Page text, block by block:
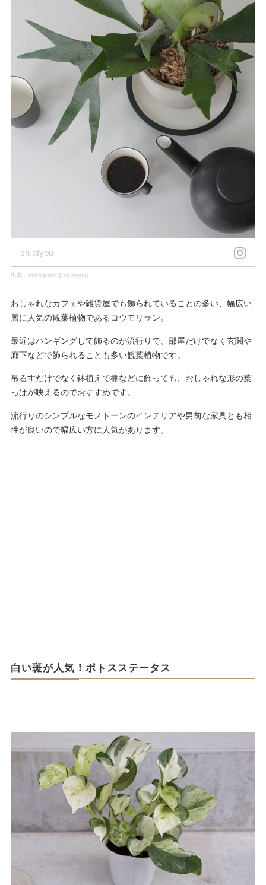
sh.atyou
出典： instagram(@sh.atyou)
おしゃれなカフェや雑貨屋でも飾られていることの多い、幅広い
層に人気の観葉植物であるコウモリラン。
最近はハンギングして飾るのが流行りで、部屋だけでなく玄関や
廊下などで飾られることも多い観葉植物です。
吊るすだけでなく鉢植えで棚などに飾っても、おしゃれな形の葉
っぱが映えるのでおすすめです。
流行りのシンプルなモノトーンのインテリアや男前な家具とも相
性が良いので幅広い方に人気があります。
白い斑が人気！ポトスステータス